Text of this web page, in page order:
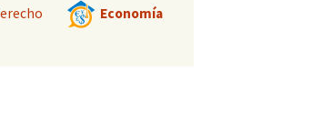
Economía